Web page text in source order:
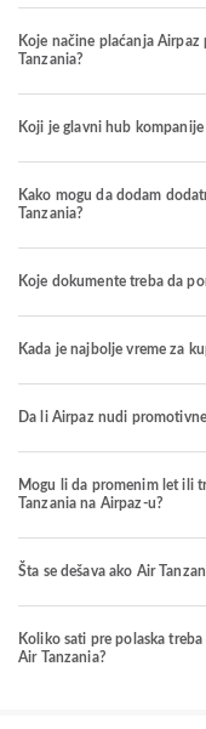
Koje načine plaćanja
Tanzania?
Koji je glavni hub kompanije
Kako mogu da dodam
Tanzania?
Koje dokumente treba da
Kada je najbolje vreme za
Da li Airpaz nudi
Mogu li da promenim let ili
Tanzania na Airpaz-u?
Šta se dešava ako Air
Koliko sati pre polaska
Air Tanzania?